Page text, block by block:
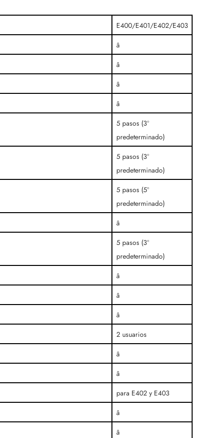
E400/E401/E402/E403
â
â
â
â
5 pasos (3º
predeterminado)
5 pasos (3º
predeterminado)
5 pasos (5º
predeterminado)
â
5 pasos (3º
predeterminado)
â
â
â
2 usuarios
â
â
para E402 y E403
â
â